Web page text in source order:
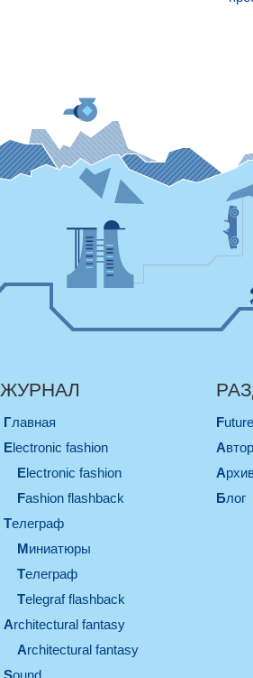
ЖУРНАЛ
Главная
electronic fashion
electronic fashion
Fashion flashback
телеграф
миниатюры
телеграф
Telegraf flashback
architectural fantasy
architectural fantasy
sound
Блог